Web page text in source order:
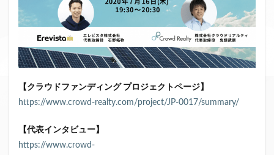
【クラウドファンディング プロジェクトページ】
https://www.crowd-realty.com/project/JP-0017/summary/
【代表インタビュー】
https://www.crowd-